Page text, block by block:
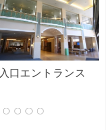
入口エントランス